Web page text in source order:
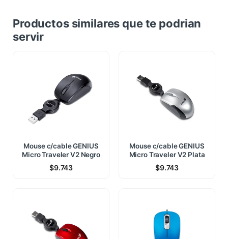
Productos similares que te podrian
servir
Mouse c/cable GENIUS
Micro Traveler V2 Negro
$9.743
Mouse c/cable GENIUS
Micro Traveler V2 Plata
$9.743